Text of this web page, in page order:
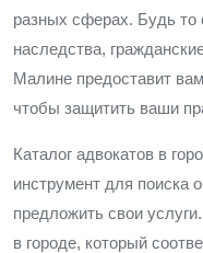
разных сферах. Будь
наследства,
Малине предоставит
чтобы защитить ваши
Каталог адвокатов в
инструмент для поиска
предложить свои
в городе, который